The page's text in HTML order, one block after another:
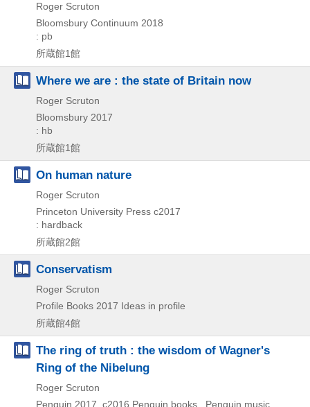
Roger Scruton
Bloomsbury Continuum 2018
: pb
所蔵館1館
Where we are : the state of Britain now
Roger Scruton
Bloomsbury 2017
: hb
所蔵館1館
On human nature
Roger Scruton
Princeton University Press c2017
: hardback
所蔵館2館
Conservatism
Roger Scruton
Profile Books 2017 Ideas in profile
所蔵館4館
The ring of truth : the wisdom of Wagner's
Ring of the Nibelung
Roger Scruton
Penguin 2017, c2016 Penguin books , Penguin music